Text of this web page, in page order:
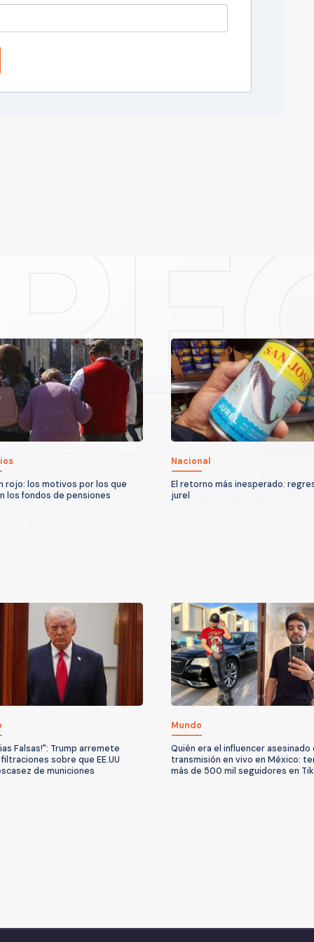
rojo: los motivos por los que
los fondos de pensiones
Nacional
El retorno más inesperado:
jurel
Falsas!": Trump arremete
sobre que EE.UU
de municiones
Mundo
Quién era el influencer asesinado
transmisión en vivo en México:
más de 500 mil seguidores en